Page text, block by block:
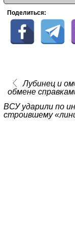
Поделиться:
Лубинец и
обмене
ВСУ ударили по
строившему